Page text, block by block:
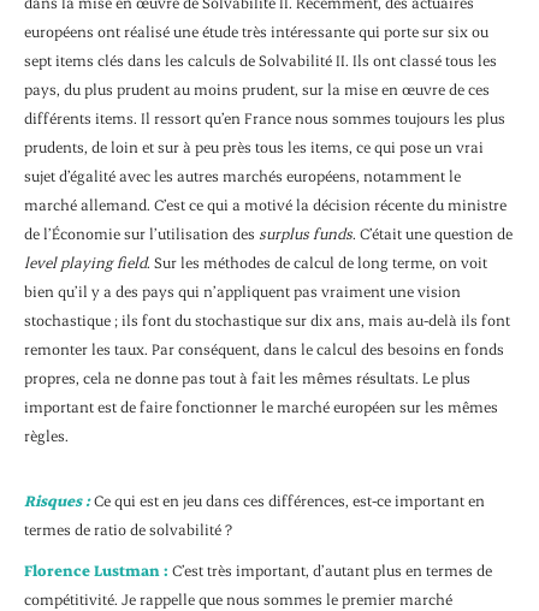
européens ont réalisé une étude très intéressante qui porte sur six ou
sept items clés dans les calculs de Solvabilité II. Ils ont classé tous les
pays, du plus prudent au moins prudent, sur la mise en œuvre de ces
différents items. Il ressort qu’en France nous sommes toujours les plus
prudents, de loin et sur à peu près tous les items, ce qui pose un vrai
sujet d’égalité avec les autres marchés européens, notamment le
marché allemand. C’est ce qui a motivé la décision récente du ministre
de l’Économie sur l’utilisation des surplus funds. C’était une question de
level playing field. Sur les méthodes de calcul de long terme, on voit
bien qu’il y a des pays qui n’appliquent pas vraiment une vision
stochastique ; ils font du stochastique sur dix ans, mais au-delà ils font
remonter les taux. Par conséquent, dans le calcul des besoins en fonds
propres, cela ne donne pas tout à fait les mêmes résultats. Le plus
important est de faire fonctionner le marché européen sur les mêmes
règles.
Risques :Ce qui est en jeu dans ces différences, est-ce important en
termes de ratio de solvabilité ?
Florence Lustman : C’est très important, d’autant plus en termes de
compétitivité. Je rappelle que nous sommes le premier marché